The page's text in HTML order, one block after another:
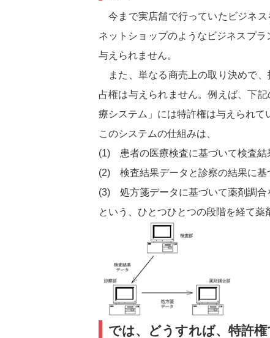
今まで実店舗で行っていたビジネス
ネットショップのようなビジネスプ
与えられません。
また、単なる商売上の取り決めで、
占権は与えられません。例えば、下
療システム」には特許権は与えられて
このシステムの仕組みは、
(1) 患者の医療検査に基づいて検査結
(2) 検査結果データと診察の結果に基
(3) 処方箋データに基づいて薬剤調合
という、ひとつひとつの段階を経て薬
では、どうすれば、特許